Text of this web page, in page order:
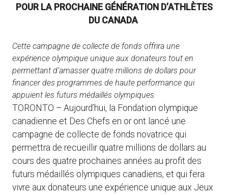
POUR LA PROCHAINE GÉNÉRATION D’ATHLÈTES
DU CANADA
Cette campagne de collecte de fonds offrira une
expérience olympique unique aux donateurs tout en
permettant d’amasser quatre millions de dollars pour
financer des programmes de haute performance qui
appuient les futurs médaillés olympiques
TORONTO – Aujourd’hui, la Fondation olympique
canadienne et Des Chefs en or ont lancé une
campagne de collecte de fonds novatrice qui
permettra de recueillir quatre millions de dollars au
cours des quatre prochaines années au profit des
futurs médaillés olympiques canadiens, et qui fera
vivre aux donateurs une expérience unique aux Jeux